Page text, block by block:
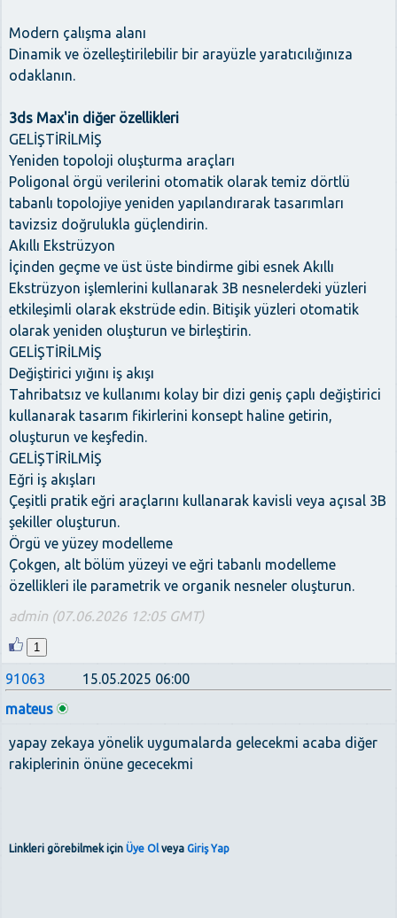
Modern çalışma alanı
Dinamik ve özelleştirilebilir bir arayüzle yaratıcılığınıza
odaklanın.
3ds Max'in diğer özellikleri
GELİŞTİRİLMİŞ
Yeniden topoloji oluşturma araçları
Poligonal örgü verilerini otomatik olarak temiz dörtlü
tabanlı topolojiye yeniden yapılandırarak tasarımları
tavizsiz doğrulukla güçlendirin.
Akıllı Ekstrüzyon
İçinden geçme ve üst üste bindirme gibi esnek Akıllı
Ekstrüzyon işlemlerini kullanarak 3B nesnelerdeki yüzleri
etkileşimli olarak ekstrüde edin. Bitişik yüzleri otomatik
olarak yeniden oluşturun ve birleştirin.
GELİŞTİRİLMİŞ
Değiştirici yığını iş akışı
Tahribatsız ve kullanımı kolay bir dizi geniş çaplı değiştirici
kullanarak tasarım fikirlerini konsept haline getirin,
oluşturun ve keşfedin.
GELİŞTİRİLMİŞ
Eğri iş akışları
Çeşitli pratik eğri araçlarını kullanarak kavisli veya açısal 3B
şekiller oluşturun.
Örgü ve yüzey modelleme
Çokgen, alt bölüm yüzeyi ve eğri tabanlı modelleme
özellikleri ile parametrik ve organik nesneler oluşturun.
admin (07.06.2026 12:05 GMT)
1
91063
15.05.2025 06:00
mateus
yapay zekaya yönelik uygumalarda gelecekmi acaba diğer
rakiplerinin önüne gececekmi
Linkleri görebilmek için Üye Olveya Giriş Yap